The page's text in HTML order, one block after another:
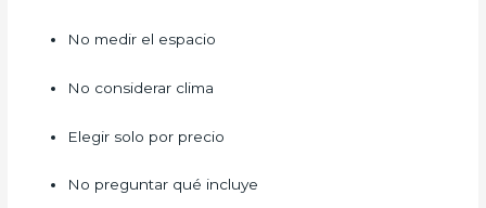
No medir el espacio
No considerar clima
Elegir solo por precio
No preguntar qué incluye